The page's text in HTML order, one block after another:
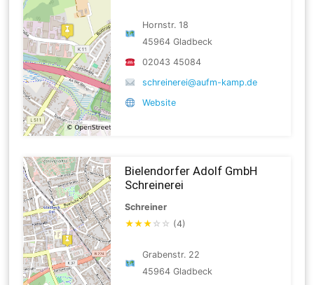
Hornstr. 18
45964 Gladbeck
02043 45084
schreinerei@aufm-kamp.de
Website
Bielendorfer Adolf GmbH
Schreinerei
Schreiner
★★★ ☆ ☆ (4)
Grabenstr. 22
45964 Gladbeck